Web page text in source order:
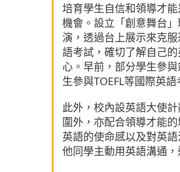
培育學生自信和領導才
機會。設立「創意舞台
演，透過台上展示來克
語考試，確切了解自己
心。早前，部分學生參
生參與TOEFL等國際英
此外，校內設英語大使
圍外，亦配合領導才能
英語的使命感以及對英
他同學主動用英語溝通，